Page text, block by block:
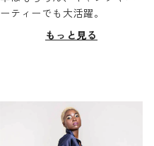
ーティーでも大活躍。
もっと見る